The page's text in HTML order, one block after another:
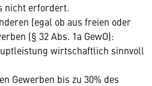
nicht erfordert.
(egal ob aus freien oder
(§ 32 Abs. 1a GewO):
wirtschaftlich sinnvoll
Gewerben bis zu 30% des